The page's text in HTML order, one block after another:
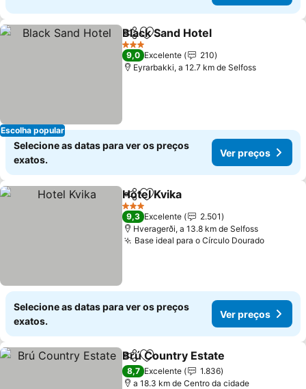
Escolha popular
PartilharAdicionar aos favoritos
Black Sand Hotel
3 Estrelas
9,0 Excelente
210
Eyrarbakki, a 12.7 km de Selfoss
Selecione as datas para ver os preços
exatos.
Ver preços
PartilharAdicionar aos favoritos
Hotel Kvika
3 Estrelas
9,3 Excelente
2.501
Hveragerði, a 13.8 km de Selfoss
Base ideal para o Círculo Dourado
Selecione as datas para ver os preços
exatos.
Ver preços
PartilharAdicionar aos favoritos
Brú Country Estate
8,7 Excelente
1.836
a 18.3 km de Centro da cidade